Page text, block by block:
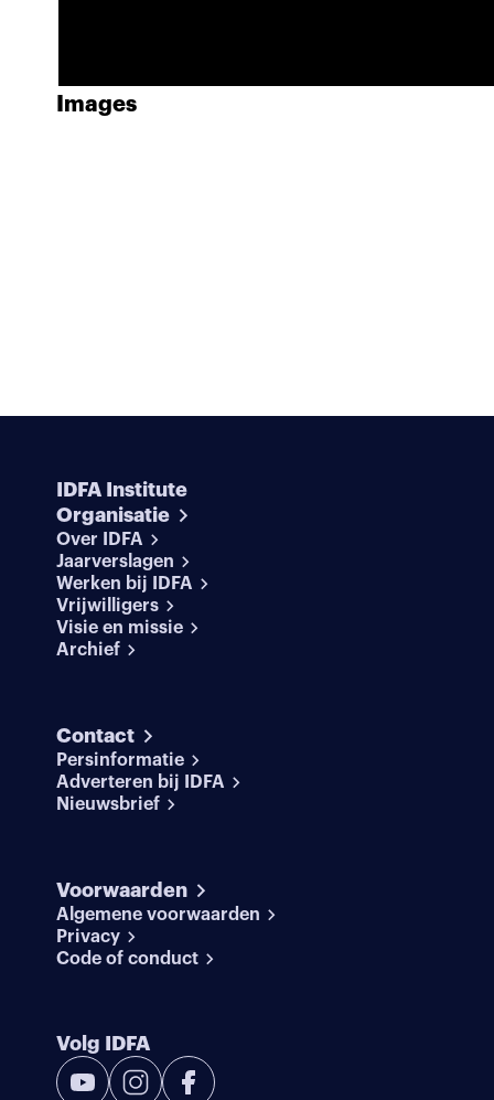
Images
IDFA Institute
Organisatie
Over IDFA
Jaarverslagen
Werken bij IDFA
Vrijwilligers
Visie en missie
Archief
Contact
Persinformatie
Adverteren bij IDFA
Nieuwsbrief
Voorwaarden
Algemene voorwaarden
Privacy
Code of conduct
Volg IDFA